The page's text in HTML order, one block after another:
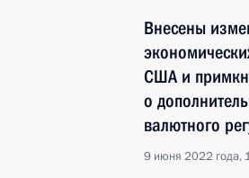
Внесены
США и
о
валютного
9 июня 2022 года,